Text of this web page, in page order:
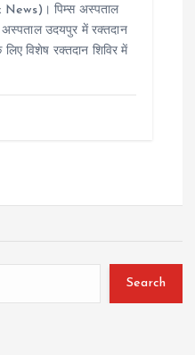
पिम्स अस्पताल
अस्पताल उदयपुर में रक्तदान
विशेष रक्तदान शिविर में
Search